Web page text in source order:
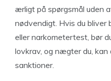
ærligt på spørgsmål uden
nødvendigt. Hvis du bliver
eller narkometertest, bør
lovkrav, og nægter du,
sanktioner.